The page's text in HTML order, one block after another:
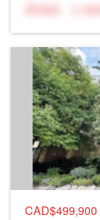
N/A
N/A
CAD$499,900